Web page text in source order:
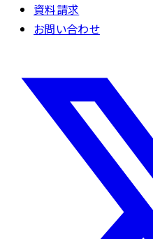
資料請求
お問い合わせ